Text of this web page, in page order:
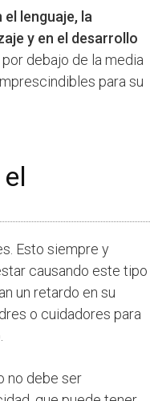
lenguaje, la
y en el desarrollo
debajo de la media
para su
Esto siempre y
causando este tipo
un retardo en su
o cuidadores para
no debe ser